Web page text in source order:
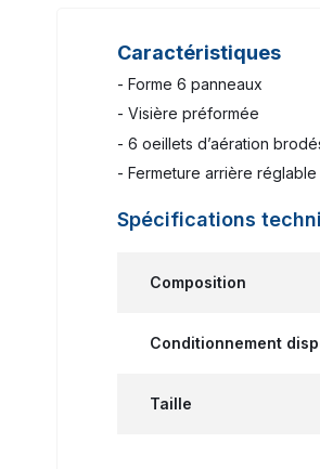
Caractéristiques
- Forme 6 panneaux
- Visière préformée
- 6 oeillets d’aération
- Fermeture arrière
Spécifications
Composition
Conditionnement
Taille